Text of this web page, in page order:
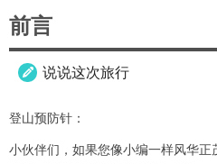
前言
 说说这次旅行
登山预防针：
小伙伴们，如果您像小编一样风华